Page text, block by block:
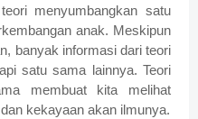
menyumbangkan satu
anak. Meskipun
banyak informasi dari teori
satu sama lainnya. Teori
membuat kita melihat
kekayaan akan ilmunya.